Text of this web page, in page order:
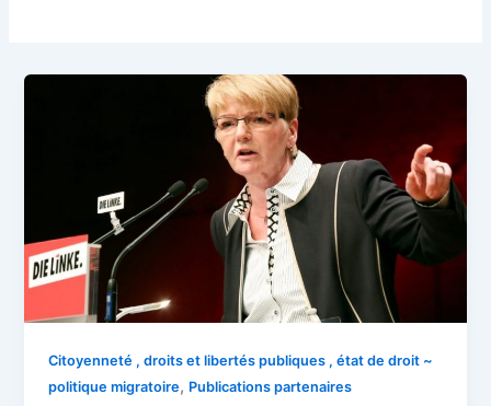
Citoyenneté , droits et libertés publiques , état de droit ~
politique migratoire, Publications partenaires